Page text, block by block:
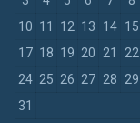
10 11 12 13 14 15
17 18 19 20 21 22
24 25 26 27 28 29
31